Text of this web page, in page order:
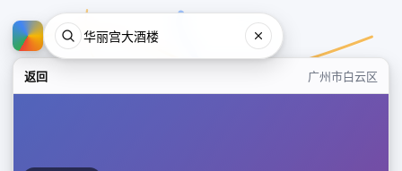
返回 广州市白云区